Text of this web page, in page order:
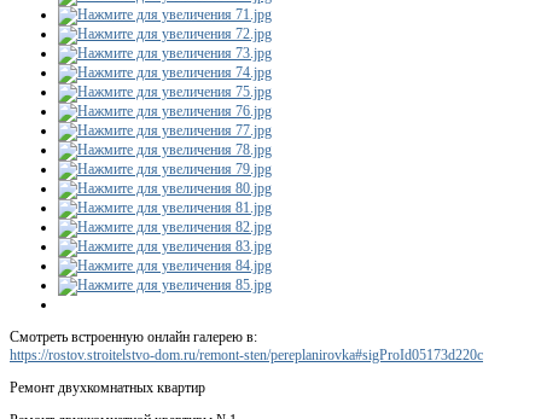
Смотреть встроенную онлайн галерею в:
https://rostov.stroitelstvo-dom.ru/remont-sten/pereplanirovka#sigProId05173d220c
Ремонт двухкомнатных квартир